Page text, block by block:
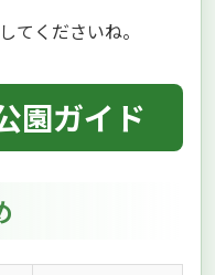
てくださいね。
園ガイド